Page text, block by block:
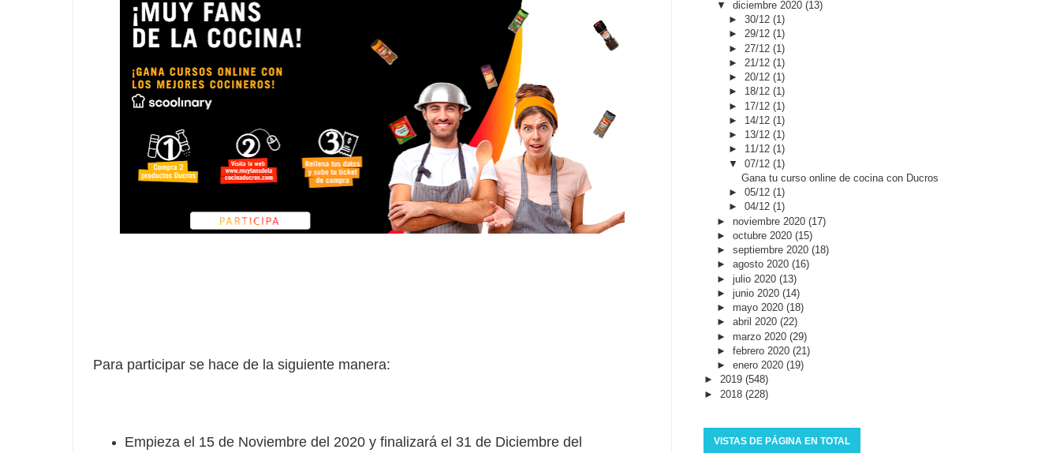
Para participar se hace de la siguiente manera:
Empieza el 15 de Noviembre del 2020 y finalizará el 31 de Diciembre del
▼ diciembre 2020 (13)
►30/12(1)
►29/12(1)
► 27/12(1)
► 21/12(1)
►20/12(1)
► 18/12(1)
► 17/12(1)
► 14/12(1)
► 13/12(1)
► 11/12(1)
▼07/12(1)
Gana tu curso online de cocina con Ducros
►05/12(1)
►04/12(1)
► noviembre 2020 (17)
► octubre 2020 (15)
► septiembre 2020 (18)
► agosto 2020 (16)
► julio 2020 (13)
► junio 2020 (14)
► mayo 2020 (18)
► abril 2020 (22)
► marzo 2020 (29)
► febrero 2020 (21)
► enero 2020 (19)
► 2019 (548)
► 2018 (228)
VISTAS DE PÁGINA EN TOTAL